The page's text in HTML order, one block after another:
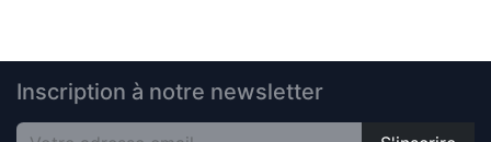
Inscription à notre newsletter